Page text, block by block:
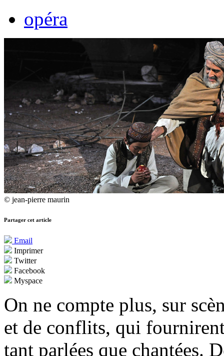
opéra
© jean-pierre maurin
Partager cet article
Email
Imprimer
Twitter
Facebook
Myspace
On ne compte plus, sur
et de conflits, qui
tant parlées que chantées.